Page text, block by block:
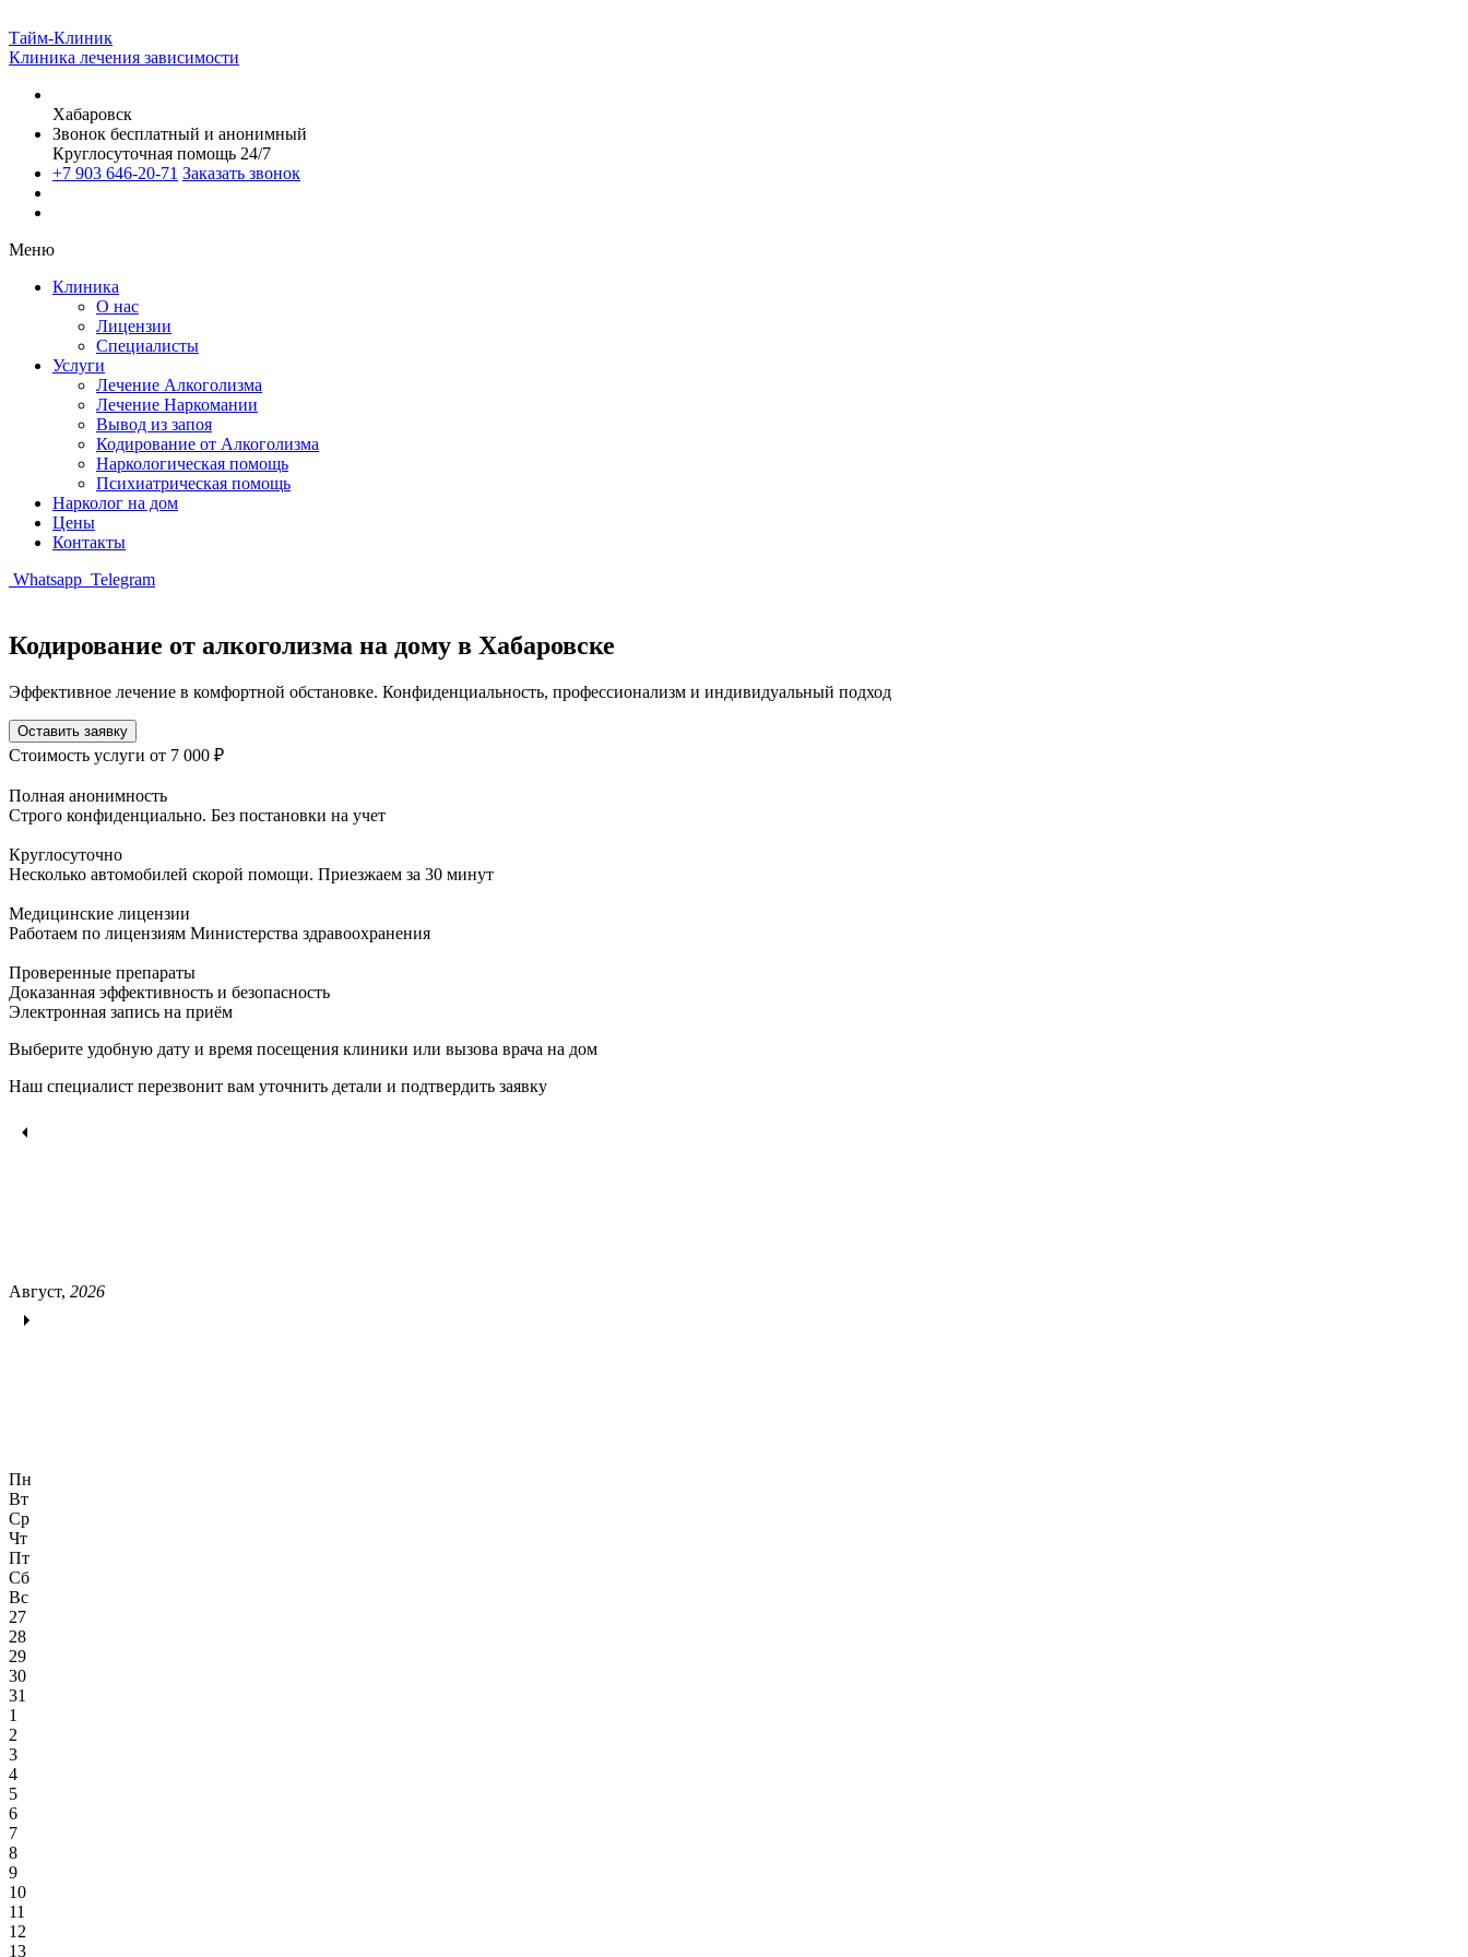
Тайм-Клиник
Клиника лечения зависимости
Хабаровск
Звонок бесплатный и анонимный
Круглосуточная помощь 24/7
+7 903 646-20-71 Заказать звонок
Меню
Клиника
О нас
Лицензии
Специалисты
Услуги
Лечение Алкоголизма
Лечение Наркомании
Вывод из запоя
Кодирование от Алкоголизма
Наркологическая помощь
Психиатрическая помощь
Нарколог на дом
Цены
Контакты
Whatsapp Telegram
Кодирование от алкоголизма на дому в Хабаровске
Эффективное лечение в комфортной обстановке. Конфиденциальность, профессионализм и индивидуальный подход
Оставить заявку
Стоимость услуги от 7 000 ₽
Полная анонимность
Строго конфиденциально. Без постановки на учет
Круглосуточно
Несколько автомобилей скорой помощи. Приезжаем за 30 минут
Медицинские лицензии
Работаем по лицензиям Министерства здравоохранения
Проверенные препараты
Доказанная эффективность и безопасность
Электронная запись на приём
Выберите удобную дату и время посещения клиники или вызова врача на дом
Наш специалист перезвонит вам уточнить детали и подтвердить заявку
Август, 2026
Пн
Вт
Ср
Чт
Пт
Сб
Вс
27
28
29
30
31
1
2
3
4
5
6
7
8
9
10
11
12
13